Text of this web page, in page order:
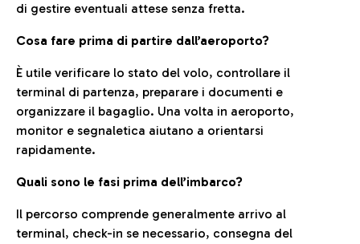
di gestire eventuali attese senza fretta.
Cosa fare prima di partire dall’aeroporto?
È utile verificare lo stato del volo, controllare il
terminal di partenza, preparare i documenti e
organizzare il bagaglio. Una volta in aeroporto,
monitor e segnaletica aiutano a orientarsi
rapidamente.
Quali sono le fasi prima dell’imbarco?
Il percorso comprende generalmente arrivo al
terminal, check-in se necessario, consegna del